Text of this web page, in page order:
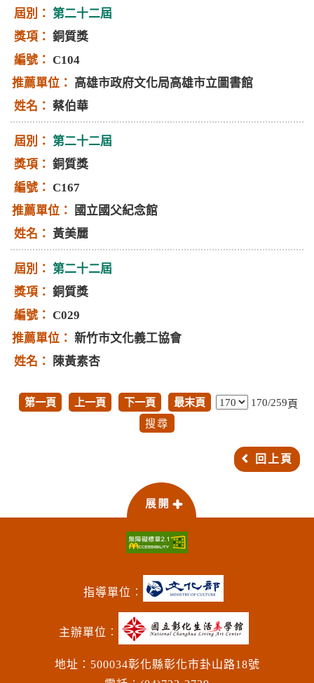
第二十二屆
銅質獎
C104
高雄市政府文化局高雄市立圖書館
蔡伯華
第二十二屆
銅質獎
C167
國立國父紀念館
黃美麗
第二十二屆
銅質獎
C029
新竹市文化義工協會
陳黃素杏
第一頁 上一頁 下一頁 最末頁 170/259頁
回上頁
指導單位︰
主辦單位︰
地址：500034彰化縣彰化市卦山路18號